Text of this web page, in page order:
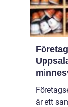
som
är ett